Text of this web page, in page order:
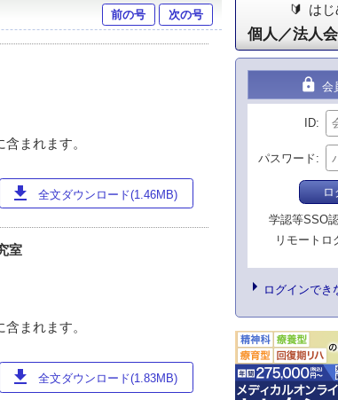
前の号 次の号
まれます。
download 全文ダウンロード(1.46MB)
室
まれます。
download 全文ダウンロード(1.83MB)
は
個人／法人
lock 会
ID
パスワード
ロ
学認等SSO
リモートロ
ログインでき